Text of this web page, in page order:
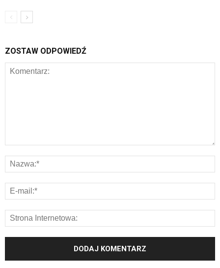
ZOSTAW ODPOWIEDŹ